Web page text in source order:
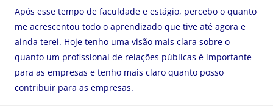
Após esse tempo de faculdade e estágio, percebo o quanto
me acrescentou todo o aprendizado que tive até agora e
ainda terei. Hoje tenho uma visão mais clara sobre o
quanto um profissional de relações públicas é importante
para as empresas e tenho mais claro quanto posso
contribuir para as empresas.